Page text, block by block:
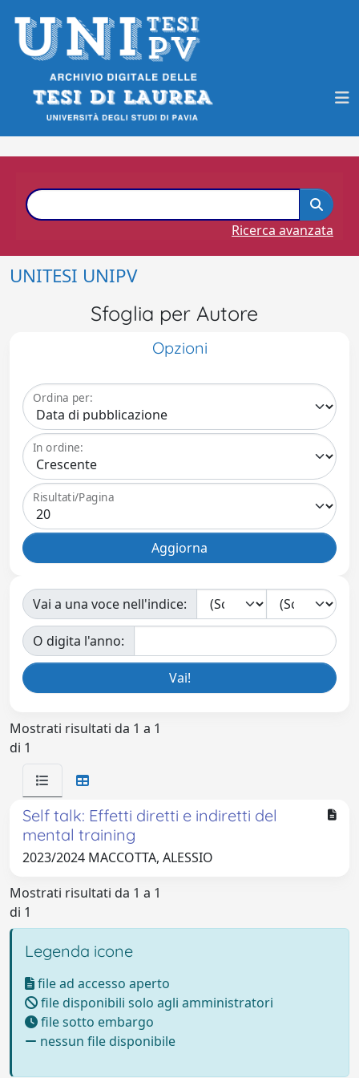
Ricerca avanzata
UNITESI UNIPV
Sfoglia per Autore
Opzioni
Ordina per:
In ordine:
Risultati/Pagina
Vai a una voce nell'indice:
O digita l'anno:
Mostrati risultati da 1 a 1
di 1
Self talk: Effetti diretti e indiretti del
mental training
2023/2024 MACCOTTA, ALESSIO
Mostrati risultati da 1 a 1
di 1
Legenda icone
file ad accesso aperto
file disponibili solo agli amministratori
file sotto embargo
nessun file disponibile